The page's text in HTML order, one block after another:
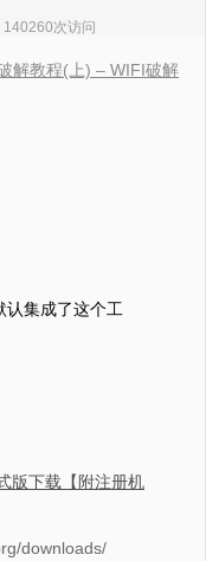
140260次访问
解教程(上) – WIFI破解
认集成了这个工
版下载【附注册机
downloads/